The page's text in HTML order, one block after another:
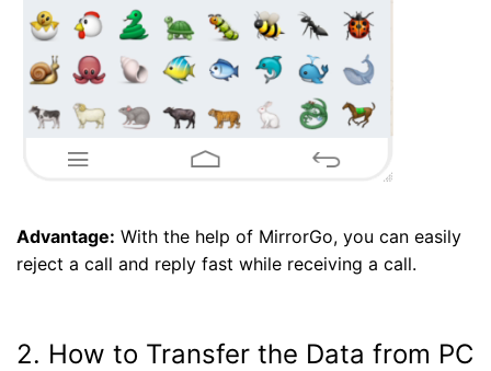
Advantage: With the help of MirrorGo, you can easily
reject a call and reply fast while receiving a call.
2. How to Transfer the Data from PC